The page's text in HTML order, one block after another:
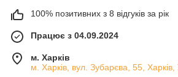
100% позитивних з 8 відгуків за рік
Працює з 04.09.2024
м. Харків
м. Харків, вул. Зубарєва, 55, Харків,